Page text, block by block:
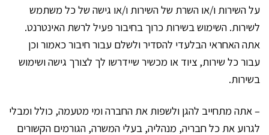
על השירות ו/או השרת של השירות ו/או גישה של כל משתמש
לשירות. השימוש בשירות כרוך בחיבור פעיל לרשת האינטרנט.
אתה האחראי הבלעדי להסדיר ולשלם עבור חיבור כאמור וכן
עבור כל שירות, ציוד או מכשיר שיידרשו לך לצורך גישה ושימוש
בשירות.
– אתה מתחייב להגן ולשפות את החברה ומי מטעמה, כולל ומבלי
לגרוע את כל חבריה, מנהליה, בעלי המשרה, הגורמים הקשורים